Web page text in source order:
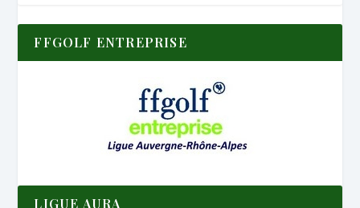
FFGOLF ENTREPRISE
LIGUE AURA